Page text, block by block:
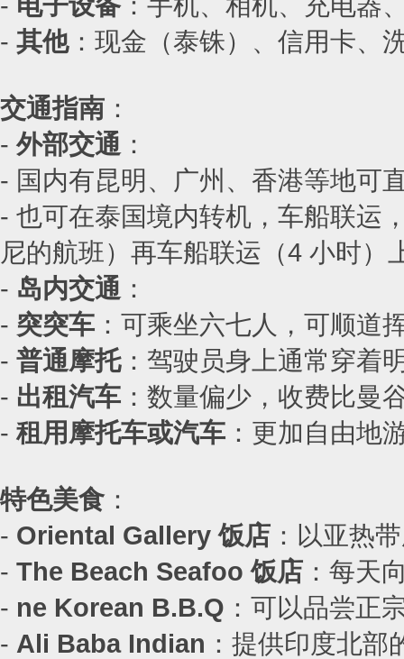
- 其他：现金（泰铢）、信用卡、
交通指南 ：
- 外部交通 ：
- 国内有昆明、广州、香港等地可
- 也可在泰国境内转机，车船联运
尼的航班）再车船联运（4 小时
- 岛内交通 ：
- 突突车 ：可乘坐六七人，可顺道
- 普通摩托：驾驶员身上通常穿着
- 出租汽车 ：数量偏少，收费比曼
- 租用摩托车或汽车 ：更加自由地
特色美食：
- Oriental Gallery 饭店 ：以亚热
- The Beach Seafoo 饭店 ：每天
- ne Korean B.B.Q ：可以品尝正
- Ali Baba Indian ：提供印度北